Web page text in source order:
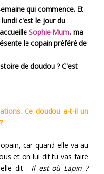
qui commence. Et
c'est le jour du
Sophie Mum, ma
le copain préféré de
de doudou ? C'est
Ce doudou a-t-il un
car quand elle va au
et on lui dit tu vas faire
dit : Il est où Lapin ?